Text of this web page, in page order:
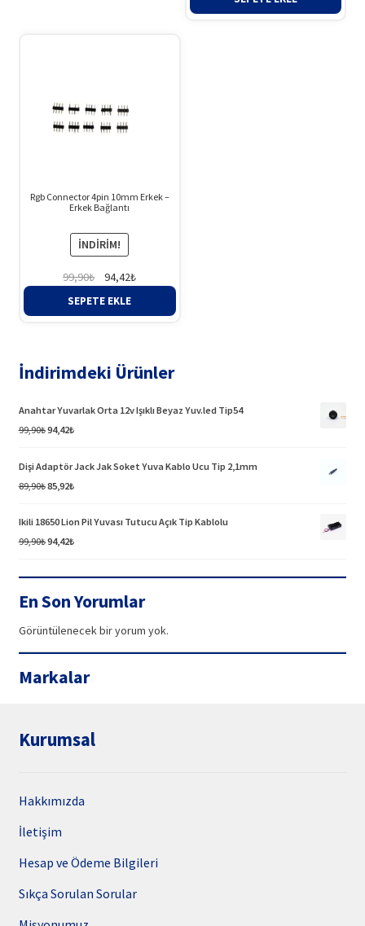
Rgb Connector 4pin 10mm Erkek –
Erkek Bağlantı
İNDIRIM!
99,90₺
Orijinal
fiyat:
94,42₺Şu
SEPETE EKLE
İndirimdeki Ürünler
Anahtar Yuvarlak Orta 12v Işıklı Beyaz Yuv.led Tip54
99,90₺Orijinal
94,42₺Şu
Dişi Adaptör Jack Jak Soket Yuva Kablo Ucu Tip 2,1mm
89,90₺Orijinal
85,92₺Şu
Ikili 18650 Lion Pil Yuvası Tutucu Açık Tip Kablolu
99,90₺Orijinal
94,42₺Şu
En Son Yorumlar
Görüntülenecek bir yorum yok.
Markalar
Kurumsal
Hakkımızda
İletişim
Hesap ve Ödeme Bilgileri
Sıkça Sorulan Sorular